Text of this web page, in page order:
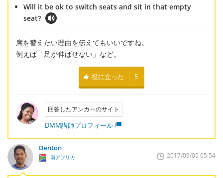
Will it be ok to switch seats and sit in that empty
seat?
席を替えたい理由を伝えてもいいですね。
例えば「足が伸ばせない」など。
役に立った 5
回答したアンカーのサイト
DMM講師プロフィール
Denton
南アフリカ 2017/09/05 05:54